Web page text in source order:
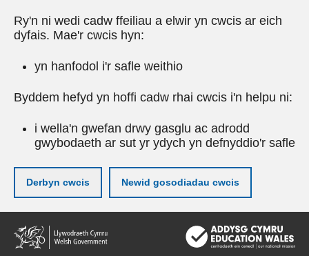
Ry'n ni wedi cadw ffeiliau a elwir yn cwcis ar eich
dyfais. Mae'r cwcis hyn:
yn hanfodol i'r safle weithio
Byddem hefyd yn hoffi cadw rhai cwcis i'n helpu ni:
i wella'n gwefan drwy gasglu ac adrodd
gwybodaeth ar sut yr ydych yn defnyddio'r safle
Derbyn cwcis Newid gosodiadau cwcis
Neidio
i'r
prif